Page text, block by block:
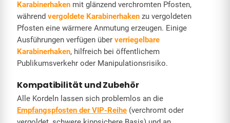
Karabinerhaken mit glänzend verchromten Pfosten,
während vergoldete Karabinerhaken zu vergoldeten
Pfosten eine wärmere Anmutung erzeugen. Einige
Ausführungen verfügen über verriegelbare
Karabinerhaken, hilfreich bei öffentlichem
Publikumsverkehr oder Manipulationsrisiko.
Kompatibilität und Zubehör
Alle Kordeln lassen sich problemlos an die
Empfangspfosten der VIP-Reihe (verchromt oder